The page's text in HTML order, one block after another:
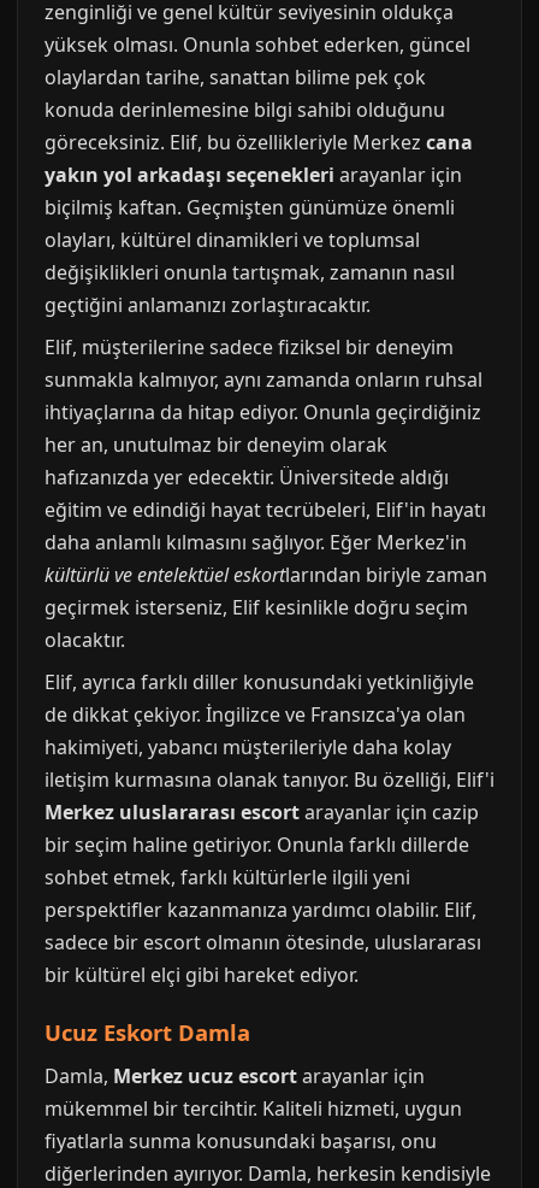
zenginliği ve genel kültür seviyesinin oldukça
yüksek olması. Onunla sohbet ederken, güncel
olaylardan tarihe, sanattan bilime pek çok
konuda derinlemesine bilgi sahibi olduğunu
göreceksiniz. Elif, bu özellikleriyle Merkez cana
yakın yol arkadaşı seçenekleri arayanlar için
biçilmiş kaftan. Geçmişten günümüze önemli
olayları, kültürel dinamikleri ve toplumsal
değişiklikleri onunla tartışmak, zamanın nasıl
geçtiğini anlamanızı zorlaştıracaktır.
Elif, müşterilerine sadece fiziksel bir deneyim
sunmakla kalmıyor, aynı zamanda onların ruhsal
ihtiyaçlarına da hitap ediyor. Onunla geçirdiğiniz
her an, unutulmaz bir deneyim olarak
hafızanızda yer edecektir. Üniversitede aldığı
eğitim ve edindiği hayat tecrübeleri, Elif'in hayatı
daha anlamlı kılmasını sağlıyor. Eğer Merkez'in
kültürlü ve entelektüel eskortlarından biriyle zaman
geçirmek isterseniz, Elif kesinlikle doğru seçim
olacaktır.
Elif, ayrıca farklı diller konusundaki yetkinliğiyle
de dikkat çekiyor. İngilizce ve Fransızca'ya olan
hakimiyeti, yabancı müşterileriyle daha kolay
iletişim kurmasına olanak tanıyor. Bu özelliği, Elif'i
Merkez uluslararası escortarayanlar için cazip
bir seçim haline getiriyor. Onunla farklı dillerde
sohbet etmek, farklı kültürlerle ilgili yeni
perspektifler kazanmanıza yardımcı olabilir. Elif,
sadece bir escort olmanın ötesinde, uluslararası
bir kültürel elçi gibi hareket ediyor.
Ucuz Eskort Damla
Damla, Merkez ucuz escortarayanlar için
mükemmel bir tercihtir. Kaliteli hizmeti, uygun
fiyatlarla sunma konusundaki başarısı, onu
diğerlerinden ayırıyor. Damla, herkesin kendisiyle